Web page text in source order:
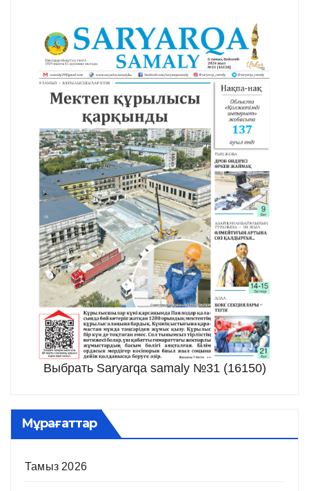
Выбрать Saryarqa samaly №31 (16150)
Мұрағаттар
Тамыз 2026